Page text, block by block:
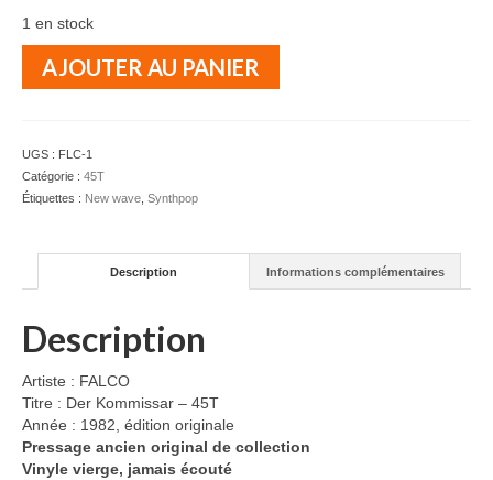
1 en stock
-
45T
AJOUTER AU PANIER
UGS : FLC-1
Catégorie : 45T
Étiquettes : New wave Synthpop
Description Informations complémentaires
Description
Artiste : FALCO
Titre : Der Kommissar – 45T
Année : 1982, édition originale
Pressage ancien original de collection
Vinyle vierge, jamais écouté